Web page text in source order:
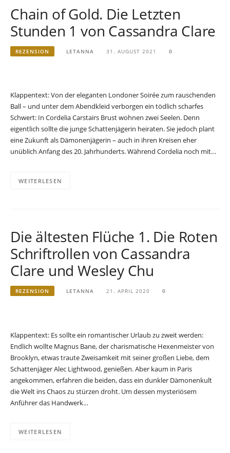
Chain of Gold. Die Letzten
Stunden 1 von Cassandra Clare
REZENSION LETANNA 31. AUGUST 2021 0
Klappentext: Von der eleganten Londoner Soirée zum rauschenden
Ball – und unter dem Abendkleid verborgen ein tödlich scharfes
Schwert: In Cordelia Carstairs Brust wohnen zwei Seelen. Denn
eigentlich sollte die junge Schattenjägerin heiraten. Sie jedoch plant
eine Zukunft als Dämonenjägerin – auch in ihren Kreisen eher
unüblich Anfang des 20. Jahrhunderts. Während Cordelia noch mit…
WEITERLESEN
Die ältesten Flüche 1. Die Roten
Schriftrollen von Cassandra
Clare und Wesley Chu
REZENSION LETANNA 21. APRIL 2020 0
Klappentext: Es sollte ein romantischer Urlaub zu zweit werden:
Endlich wollte Magnus Bane, der charismatische Hexenmeister von
Brooklyn, etwas traute Zweisamkeit mit seiner großen Liebe, dem
Schattenjäger Alec Lightwood, genießen. Aber kaum in Paris
angekommen, erfahren die beiden, dass ein dunkler Dämonenkult
die Welt ins Chaos zu stürzen droht. Um dessen mysteriösem
Anführer das Handwerk…
WEITERLESEN